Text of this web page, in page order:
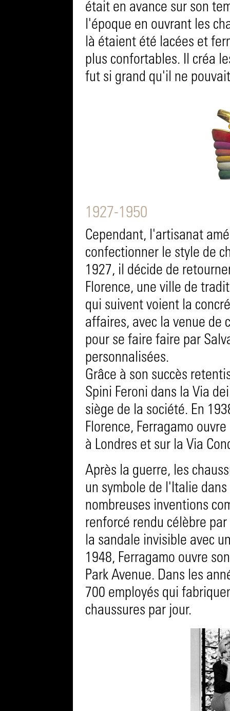
était en avance sur son
l'époque en ouvrant les
là étaient été lacées et
plus confortables. Il créa
fut si grand qu'il ne
1927-1950
Cependant, l'artisanat
confectionner le style de
1927, il décide de
Florence, une ville de
qui suivent voient la
affaires, avec la venue de
pour se faire faire par
personnalisées.
Grâce à son succès
Spini Feroni dans la Via
siège de la société. En
Florence, Ferragamo
à Londres et sur la Via
Après la guerre, les
un symbole de l'Italie
nombreuses inventions
renforcé rendu célèbre
la sandale invisible avec
1948, Ferragamo ouvre
Park Avenue. Dans les
700 employés qui
chaussures par jour.